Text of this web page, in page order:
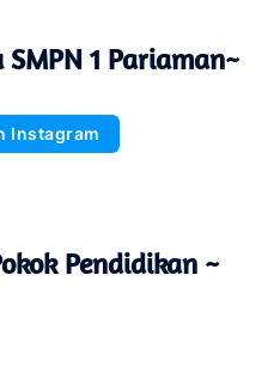
1 Pariaman~
Instagram
Pendidikan ~